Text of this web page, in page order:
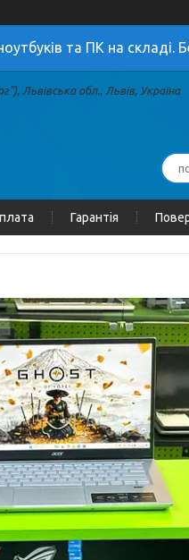
та ПК на складі.
Львівська обл., Львів, Україна
Гарантія